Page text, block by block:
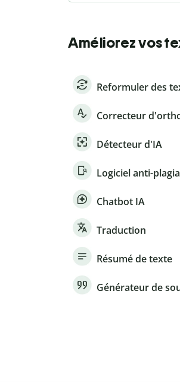
Améliorez vos
Reformuler des
Correcteur
Détecteur d'IA
Logiciel anti-
Chatbot IA
Traduction
Résumé de texte
Générateur de